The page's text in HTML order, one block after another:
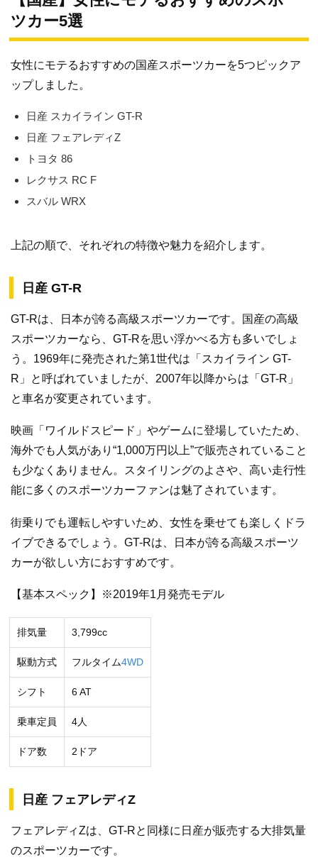
ツカー5選
女性にモテるおすすめの国産スポーツカーを5つピックア
ップしました。
日産 スカイライン GT-R
日産 フェアレディZ
トヨタ 86
レクサス RC F
スバル WRX
上記の順で、それぞれの特徴や魅力を紹介します。
日産 GT-R
GT-Rは、日本が誇る高級スポーツカーです。国産の高級
スポーツカーなら、GT-Rを思い浮かべる方も多いでしょ
う。1969年に発売された第1世代は「スカイライン GT-
R」と呼ばれていましたが、2007年以降からは「GT-R」
と車名が変更されています。
映画「ワイルドスピード」やゲームに登場していたため、
海外でも人気があり“1,000万円以上”で販売されていること
も少なくありません。スタイリングのよさや、高い走行性
能に多くのスポーツカーファンは魅了されています。
街乗りでも運転しやすいため、女性を乗せても楽しくドラ
イブできるでしょう。GT-Rは、日本が誇る高級スポーツ
カーが欲しい方におすすめです。
【基本スペック】※2019年1月発売モデル
排気量 3,799cc
駆動方式 フルタイム4WD
シフト 6 AT
乗車定員 4人
ドア数 2ドア
日産 フェアレディZ
フェアレディZは、GT-Rと同様に日産が販売する大排気量
のスポーツカーです。